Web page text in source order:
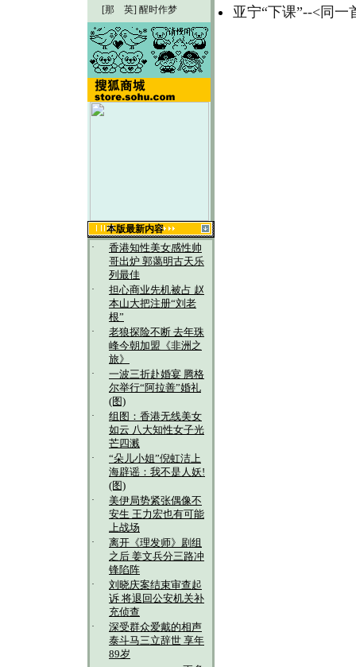
[那 英] 醒时作梦
本版最新内容
·
香港知性美女感性帅
哥出炉 郭蔼明古天乐
列最佳
·
担心商业先机被占 赵
本山大把注册“刘老
根”
·
老狼探险不断 去年珠
峰今朝加盟《非洲之
旅》
·
一波三折赴婚宴 腾格
尔举行“阿拉善”婚礼
(图)
·
组图：香港无线美女
如云 八大知性女子光
芒四溅
·
“朵儿小姐”倪虹洁上
海辟谣：我不是人妖!
(图)
·
美伊局势紧张偶像不
安生 王力宏也有可能
上战场
·
离开《理发师》剧组
之后 姜文兵分三路冲
锋陷阵
·
刘晓庆案结束审查起
诉 将退回公安机关补
充侦查
·
深受群众爱戴的相声
泰斗马三立辞世 享年
89岁
亚宁“下课”--<同